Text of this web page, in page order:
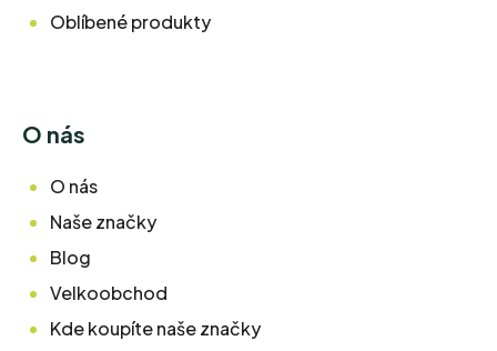
Oblíbené produkty
O nás
O nás
Naše značky
Blog
Velkoobchod
Kde koupíte naše značky